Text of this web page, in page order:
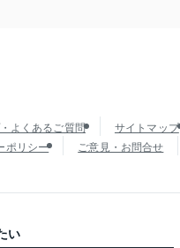
よくあるご質問 サイトマップ
ポリシー ご意見・お問合せ
い